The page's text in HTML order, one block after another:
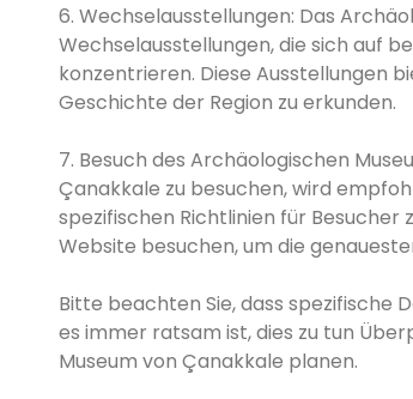
6. Wechselausstellungen: Das
Wechselausstellungen, die sich auf
konzentrieren. Diese Ausstellungen
Geschichte der Region zu erkunden.
7. Besuch des Archäologischen
Çanakkale zu besuchen, wird
spezifischen Richtlinien für Besucher
Website besuchen, um die
Bitte beachten Sie, dass spezifische
es immer ratsam ist, dies zu tun
Museum von Çanakkale planen.